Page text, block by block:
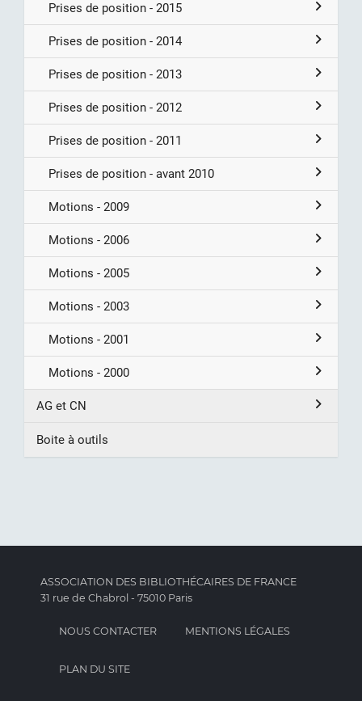
Prises de position - 2015
Prises de position - 2014
Prises de position - 2013
Prises de position - 2012
Prises de position - 2011
Prises de position - avant 2010
Motions - 2009
Motions - 2006
Motions - 2005
Motions - 2003
Motions - 2001
Motions - 2000
AG et CN
Boite à outils
ASSOCIATION DES BIBLIOTHÉCAIRES DE FRANCE
31 rue de Chabrol - 75010 Paris
NOUS CONTACTER MENTIONS LÉGALES
PLAN DU SITE